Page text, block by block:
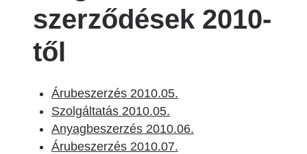
szerződések 2010-
től
Árubeszerzés 2010.05.
Szolgáltatás 2010.05.
Anyagbeszerzés 2010.06.
Árubeszerzés 2010.07.